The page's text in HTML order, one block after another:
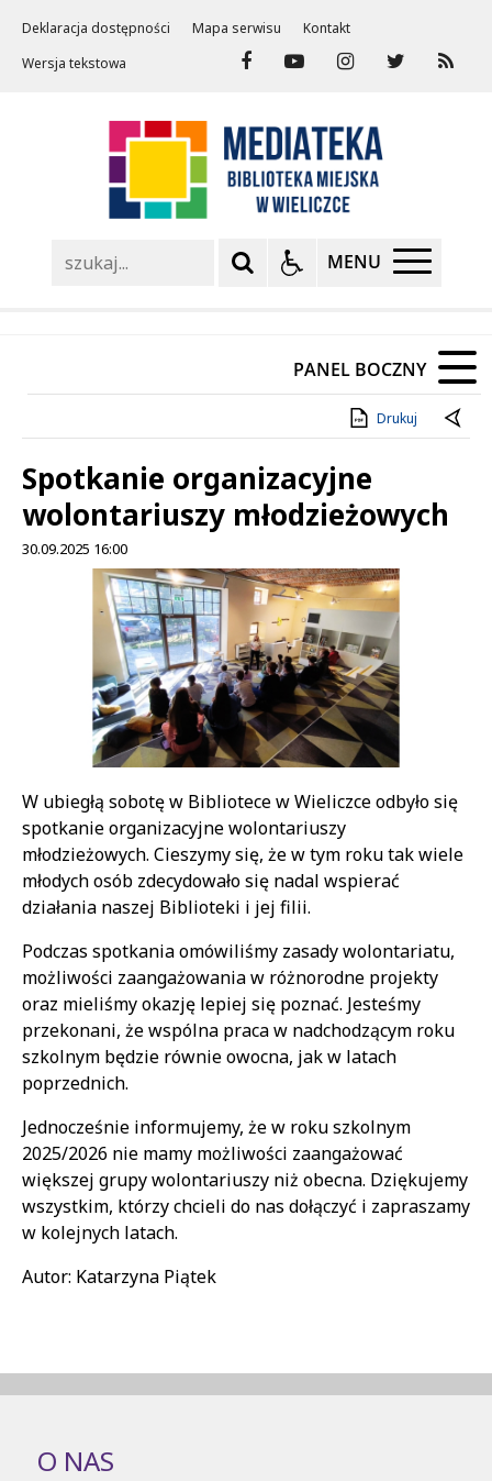
Deklaracja dostępności Mapa serwisu
Kontakt
Wersja tekstowa
MENU
PANEL BOCZNY
Drukuj
Spotkanie organizacyjne
wolontariuszy młodzieżowych
30.09.2025 16:00
Treść
W ubiegłą sobotę w Bibliotece w Wieliczce odbyło się
spotkanie organizacyjne wolontariuszy
młodzieżowych. Cieszymy się, że w tym roku tak wiele
młodych osób zdecydowało się nadal wspierać
działania naszej Biblioteki i jej filii.
Podczas spotkania omówiliśmy zasady wolontariatu,
możliwości zaangażowania w różnorodne projekty
oraz mieliśmy okazję lepiej się poznać. Jesteśmy
przekonani, że wspólna praca w nadchodzącym roku
szkolnym będzie równie owocna, jak w latach
poprzednich.
Jednocześnie informujemy, że w roku szkolnym
2025/2026 nie mamy możliwości zaangażować
większej grupy wolontariuszy niż obecna. Dziękujemy
wszystkim, którzy chcieli do nas dołączyć i zapraszamy
w kolejnych latach.
Autor: Katarzyna Piątek
O NAS